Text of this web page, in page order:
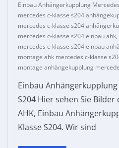
Einbau Anhängerkupplung
mercedes c-klasse s204
mercedes c-klasse s204
mercedes c-klasse s204 einbau ahk,
mercedes c-klasse s204 einbau
montage ahk mercedes c-klasse
montage anhängekupplung
Einbau Anhängerkupplung
S204 Hier sehen Sie
AHK, Einbau
Klasse S204. Wir sind